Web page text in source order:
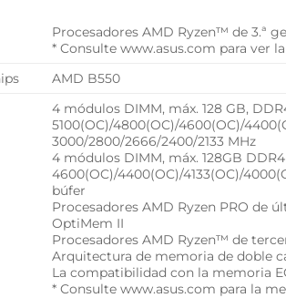
Procesadores AMD Ryzen™ de 3.ª
* Consulte www.asus.com para ver
AMD B550
4 módulos DIMM, máx. 128 GB,
5100(OC)/4800(OC)/4600(OC)/
3000/2800/2666/2400/2133 MHz
4 módulos DIMM, máx. 128GB DDR4
4600(OC)/4400(OC)/4133(OC)/
búfer
Procesadores AMD Ryzen PRO de
OptiMem II
Procesadores AMD Ryzen™ de
Arquitectura de memoria de doble
La compatibilidad con la memoria
* Consulte www.asus.com para la